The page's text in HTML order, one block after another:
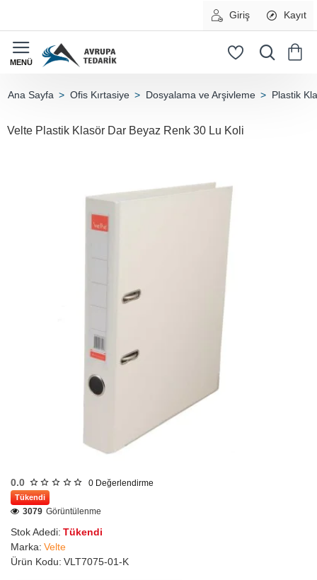
Giriş Kayıt
Ofis Kırtasiye Dosyalama ve Arşivleme Plastik
Velte Plastik Klasör Dar Beyaz Renk 30 Lu Koli
0.0 0 Değerlendirme
Tükendi
Stok Adedi: Tükendi
Marka: Velte
Ürün Kodu: VLT7075-01-K
3079 Görüntülenme